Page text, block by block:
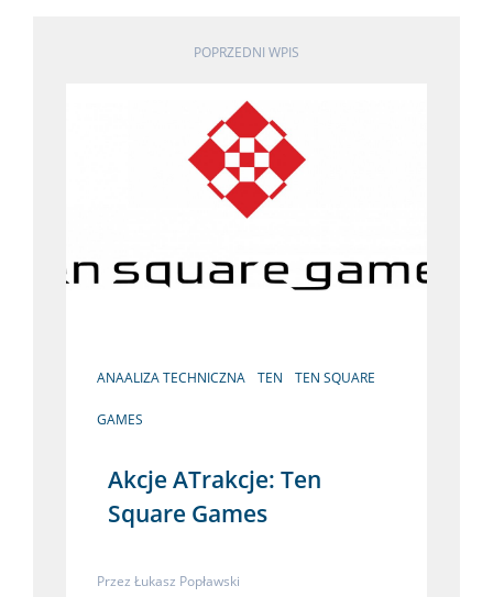
POPRZEDNI WPIS
ANAALIZA TECHNICZNA TEN TEN SQUARE
GAMES
Akcje ATrakcje: Ten
Square Games
Przez Łukasz Popławski